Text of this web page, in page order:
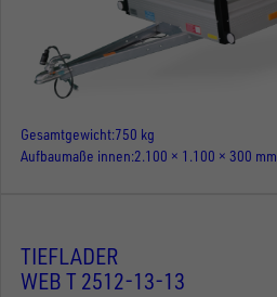
Gesamtgewicht 750 kg
Aufbaumaße innen 2.100 × 1.100 × 300 mm
TIEFLADER
WEB T 2512-13-13